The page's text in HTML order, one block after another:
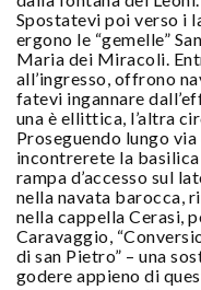
Spostatevi poi verso i
ergono le “gemelle”
Maria dei Miracoli.
all’ingresso, offrono
fatevi ingannare
una è ellittica, l’altra
Proseguendo lungo
incontrerete la
rampa d’accesso sul
nella navata barocca,
nella cappella Cerasi,
Caravaggio,
di san Pietro” – una
godere appieno di